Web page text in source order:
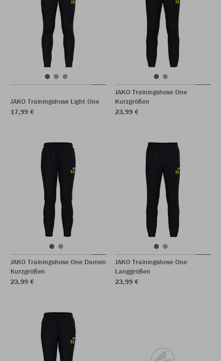
JAKO Trainingshose Light One
17,99 €
JAKO Trainingshose One
Kurzgrößen
23,99 €
JAKO Trainingshose One Damen
Kurzgrößen
23,99 €
JAKO Trainingshose One
Langgrößen
23,99 €